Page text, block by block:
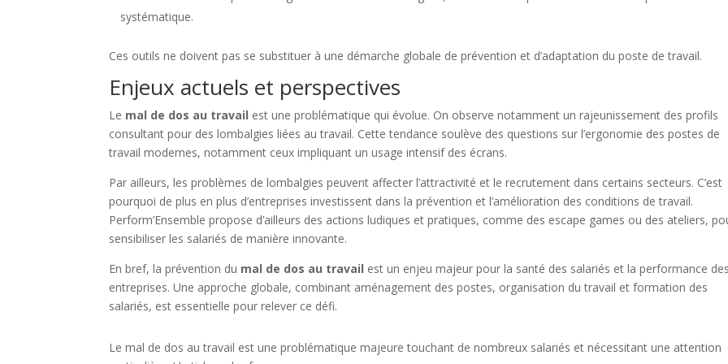
systématique.
Ces outils ne doivent pas se substituer à une démarche globale de prévention et d’adaptation du poste de travail.
Enjeux actuels et perspectives
Le mal de dos au travail est une problématique qui évolue. On observe notamment un rajeunissement des profils
consultant pour des lombalgies liées au travail. Cette tendance soulève des questions sur l’ergonomie des postes de
travail modernes, notamment ceux impliquant un usage intensif des écrans.
Par ailleurs, les problèmes de lombalgies peuvent affecter l’attractivité et le recrutement dans certains secteurs. C’est
pourquoi de plus en plus d’entreprises investissent dans la prévention et l’amélioration des conditions de travail.
Perform’Ensemble propose d’ailleurs des actions ludiques et pratiques, comme des escape games ou des ateliers,
sensibiliser les salariés de manière innovante.
En bref, la prévention du mal de dos au travail est un enjeu majeur pour la santé des salariés et la performance
entreprises. Une approche globale, combinant aménagement des postes, organisation du travail et formation des
salariés, est essentielle pour relever ce défi.
Le mal de dos au travail est une problématique majeure touchant de nombreux salariés et nécessitant une attention